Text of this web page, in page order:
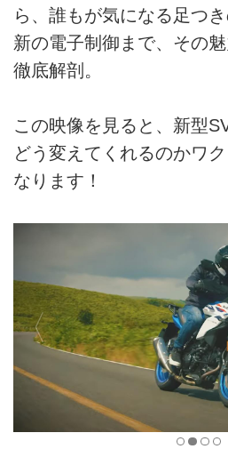
ら、誰もが気になる足つ
新の電子制御まで、その
徹底解剖。
この映像を見ると、新型
どう変えてくれるのかワ
なります！